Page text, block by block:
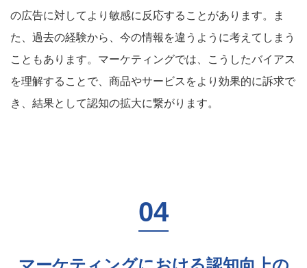
の広告に対してより敏感に反応することがあります。ま
た、過去の経験から、今の情報を違うように考えてしまう
こともあります。マーケティングでは、こうしたバイアス
を理解することで、商品やサービスをより効果的に訴求で
き、結果として認知の拡大に繋がります。